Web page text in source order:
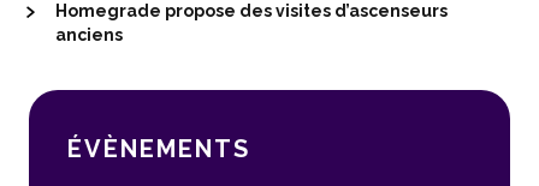
Homegrade propose des visites d’ascenseurs
anciens
ÉVÈNEMENTS